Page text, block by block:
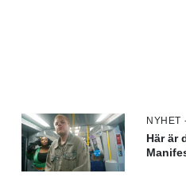
NYHET
Här är